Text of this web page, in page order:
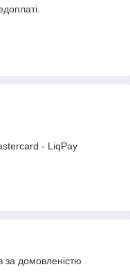
- LiqPay
за домовленістю